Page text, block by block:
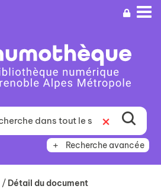
Recherche avancée
/ Détail du document